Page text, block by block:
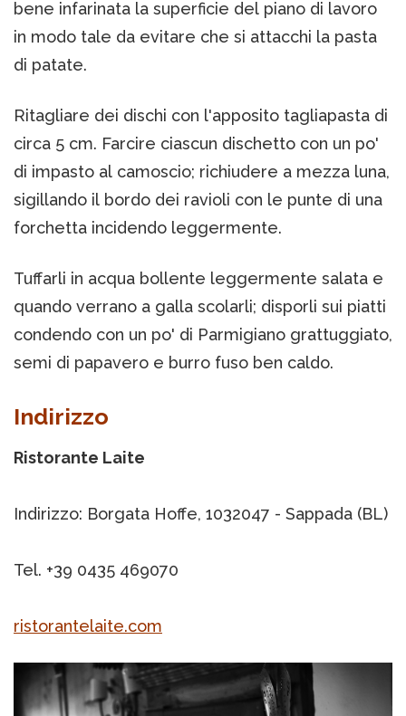
bene infarinata la superficie del piano di lavoro
in modo tale da evitare che si attacchi la pasta
di patate.
Ritagliare dei dischi con l'apposito tagliapasta di
circa 5 cm. Farcire ciascun dischetto con un po'
di impasto al camoscio; richiudere a mezza luna,
sigillando il bordo dei ravioli con le punte di una
forchetta incidendo leggermente.
Tuffarli in acqua bollente leggermente salata e
quando verrano a galla scolarli; disporli sui piatti
condendo con un po' di Parmigiano grattuggiato,
semi di papavero e burro fuso ben caldo.
Indirizzo
Ristorante Laite
Indirizzo: Borgata Hoffe, 1032047 - Sappada (BL)
Tel. +39 0435 469070
ristorantelaite.com